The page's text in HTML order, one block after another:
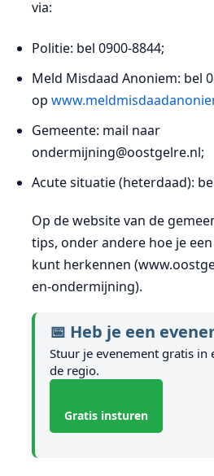
via:
Politie: bel 0900-8844;
Meld Misdaad Anoniem: bel
op
Gemeente: mail naar
ondermijning@oostgelre.nl;
Acute situatie (heterdaad):
Op de website van de
tips, onder andere hoe je
kunt herkennen
en-ondermijning).
📅 Heb je een
Stuur je evenement gratis in
de regio.
Gratis insturen